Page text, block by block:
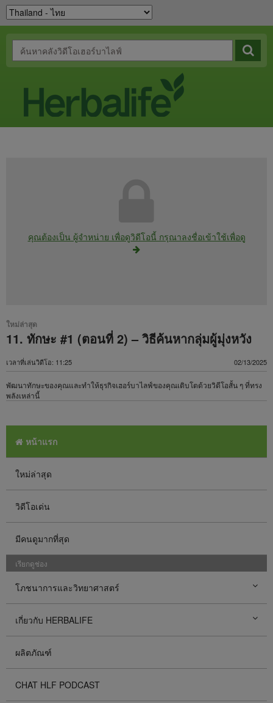
คุณต้องเป็น ผู้จำหน่าย เพื่อดูวิดีโอนี้ กรุณาลงชื่อเข้าใช้เพื่อดู
ใหม่ล่าสุด
11. ทักษะ #1 (ตอนที่ 2​) – ​วิธีค้นหากลุ่มผู้มุ่งหวัง​
เวลาที่เล่นวิดีโอ: 11:25 02/13/2025
พัฒนาทักษะของคุณและทำให้ธุรกิจเฮอร์บาไลฟ์ของคุณเติบโตด้วยวิดีโอสั้น ๆ ที่ทรง
พลังเหล่านี้
หน้าแรก
ใหม่ล่าสุด
วิดีโอเด่น
มีคนดูมากที่สุด
เรียกดูช่อง
โภชนาการและวิทยาศาสตร์
เกี่ยวกับ HERBALIFE
ผลิตภัณฑ์
CHAT HLF PODCAST